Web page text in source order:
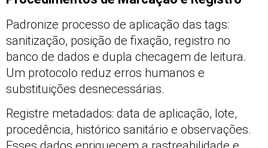
Padronize processo de aplicação das tags:
sanitização, posição de fixação, registro no
banco de dados e dupla checagem de leitura.
Um protocolo reduz erros humanos e
substituições desnecessárias.
Registre metadados: data de aplicação, lote,
procedência, histórico sanitário e observações.